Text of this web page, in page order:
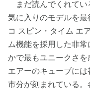
まだ読んでくれて
気に入りのモデルを
コ スピン・タイム エ
ム機能を採用した非
かで最もユニークさ
エアーのキューブに
市分が刻まれている。